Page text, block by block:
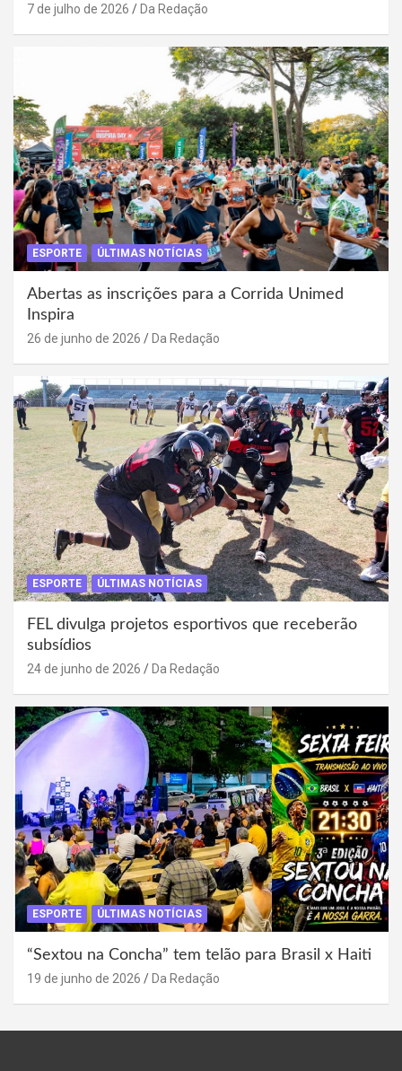
7 de julho de 2026 Da Redação
ESPORTE ÚLTIMAS NOTÍCIAS
Abertas as inscrições para a Corrida Unimed
Inspira
26 de junho de 2026 Da Redação
ESPORTE ÚLTIMAS NOTÍCIAS
FEL divulga projetos esportivos que receberão
subsídios
24 de junho de 2026 Da Redação
ESPORTE ÚLTIMAS NOTÍCIAS
“Sextou na Concha” tem telão para Brasil x Haiti
19 de junho de 2026 Da Redação